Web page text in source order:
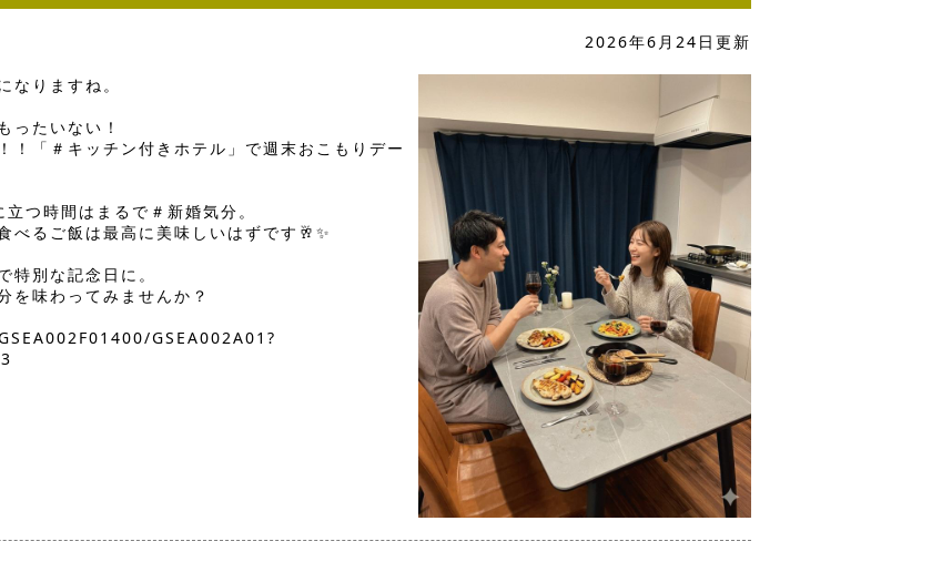
2026年6月24日更新
なりますね。
ったいない！
！「＃キッチン付きホテル」で週末おこもりデー
つ時間はまるで＃新婚気分。
べるご飯は最高に美味しいはずです🥂✨
特別な記念日に。
を味わってみませんか？
GSEA002A01?